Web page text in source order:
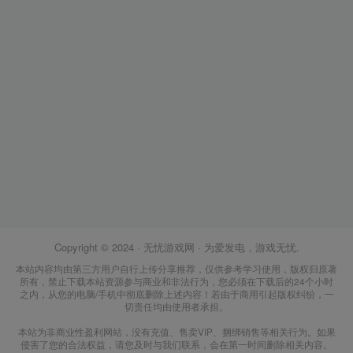
Copyright © 2024 · 无忧游戏网 · 为爱发电，游戏无忧.
本站内容均由第三方用户自行上传分享推荐，仅供参考学习使用，版权归原著
所有，禁止下载本站资源参与商业和非法行为，您必须在下载后的24个小时
之内，从您的电脑/手机中彻底删除上述内容！若由于商用引起版权纠纷，一
切责任均由使用者承担。
本站为非商业性盈利网站，没有充值、售卖VIP、捆绑销售等相关行为。如果
侵害了您的合法权益，请您及时与我们联系，会在第一时间删除相关内容。